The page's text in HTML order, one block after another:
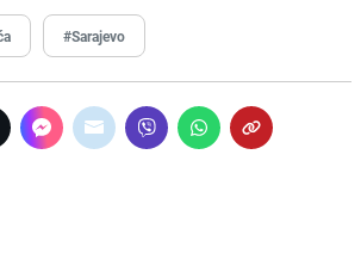
#Sarajevo